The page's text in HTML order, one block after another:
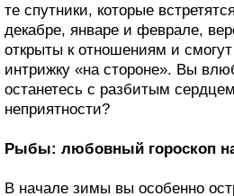
те спутники, которые
декабре, январе и феврале,
открыты к отношениям и
интрижку «на стороне». Вы
останетесь с разбитым
неприятности?
Рыбы: любовный гороскоп
В начале зимы вы особенно